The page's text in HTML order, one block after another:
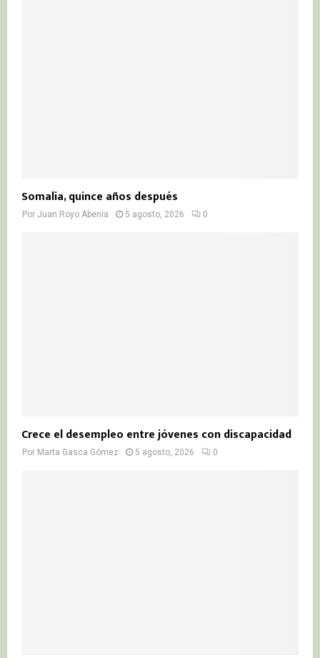
Somalia, quince años después
Por Juan Royo Abenia 5 agosto, 2026 0
Crece el desempleo entre jóvenes con discapacidad
Por Marta Gasca Gómez 5 agosto, 2026 0